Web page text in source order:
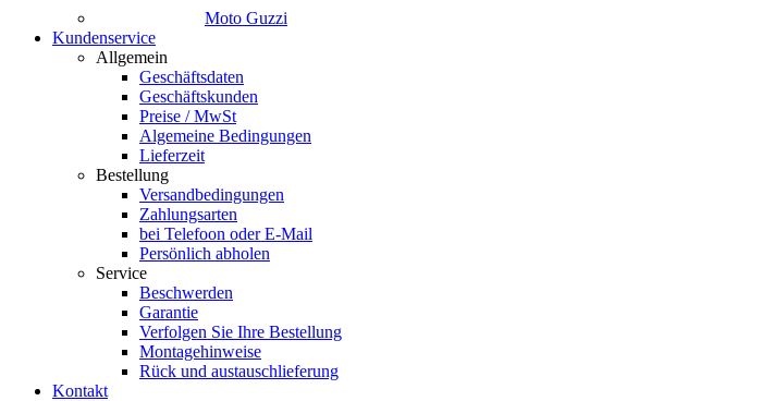
Moto Guzzi
Kundenservice
Allgemein
Geschäftsdaten
Geschäftskunden
Preise / MwSt
Algemeine Bedingungen
Lieferzeit
Bestellung
Versandbedingungen
Zahlungsarten
bei Telefoon oder E-Mail
Persönlich abholen
Service
Beschwerden
Garantie
Verfolgen Sie Ihre Bestellung
Montagehinweise
Rück und austauschlieferung
Kontakt